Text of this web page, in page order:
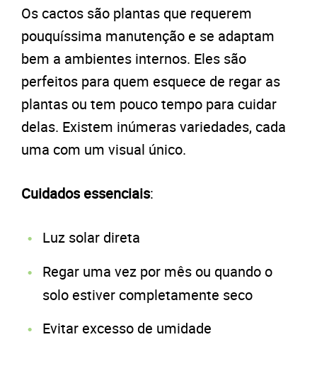
Os cactos são plantas que requerem
pouquíssima manutenção e se adaptam
bem a ambientes internos. Eles são
perfeitos para quem esquece de regar as
plantas ou tem pouco tempo para cuidar
delas. Existem inúmeras variedades, cada
uma com um visual único.
Cuidados essenciais:
Luz solar direta
Regar uma vez por mês ou quando o
solo estiver completamente seco
Evitar excesso de umidade